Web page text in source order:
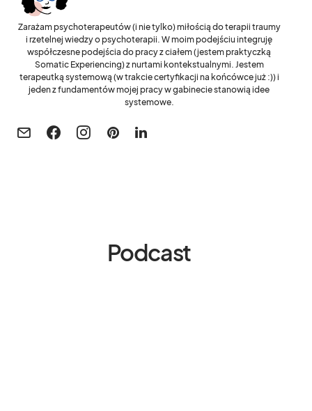
Zarażam psychoterapeutów (i nie tylko) miłością do terapii traumy
i rzetelnej wiedzy o psychoterapii. W moim podejściu integruję
współczesne podejścia do pracy z ciałem (jestem praktyczką
Somatic Experiencing) z nurtami kontekstualnymi. Jestem
terapeutką systemową (w trakcie certyfikacji na końcówce już :)) i
jeden z fundamentów mojej pracy w gabinecie stanowią idee
systemowe.
Podcast